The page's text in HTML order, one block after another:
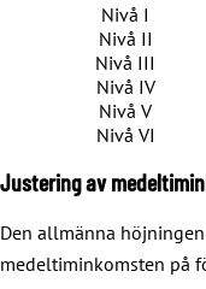
Nivå I
Nivå II
Nivå III
Nivå IV
Nivå V
Nivå VI
Justering av
Den allmänna
medeltiminkomsten på